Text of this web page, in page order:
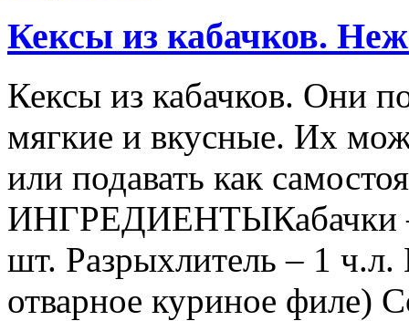
Кексы из кабачков.
Кексы из кабачков. Они
мягкие и вкусные. Их
или подавать как
ИНГРЕДИЕНТЫКабачки
шт. Разрыхлитель – 1
отварное куриное филе)